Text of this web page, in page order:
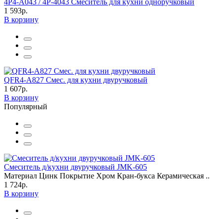
1 593р.
В корзину
QFR4-A827 Смес. для кухни двуручковый
1 607р.
В корзину
Популярный
Смеситель д/кухни двуручковый JMK-605
Материал Цинк Покрытие Хром Кран-букса Керамическая ..
1 724р.
В корзину